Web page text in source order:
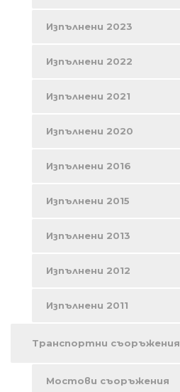
Изпълнени 2023
Изпълнени 2022
Изпълнени 2021
Изпълнени 2020
Изпълнени 2016
Изпълнени 2015
Изпълнени 2013
Изпълнени 2012
Изпълнени 2011
Транспортни съоръжения
Мостови съоръжения